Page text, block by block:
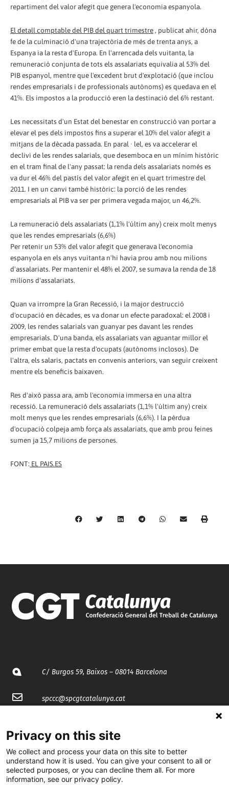
repartiment del valor afegit que genera l'economia espanyola.
El detall comptable del PIB del quart trimestre , publicat ahir, dóna
fe de la culminació d'una trajectòria de més de trenta anys, a
Espanya ia la resta d'Europa. En l'arrencada dels vuitanta, la
remuneració conjunta de tots els assalariats equivalia al 53% del
PIB espanyol, mentre que l'excedent brut d'explotació (que inclou
rendes empresarials i de professionals autònoms) es quedava en el
41%. Els impostos a la producció eren la destinació del 6% restant.
Les necessitats d'un Estat del benestar en construcció van portar a
elevar el pes dels impostos fins a superar el 10% del valor afegit a
mitjans de la dècada passada. En paral · lel, es va accelerar el
declivi de les rendes salarials, que desemboca en un mínim històric
en el tram final de l'any passat: la renda dels assalariats només es
va dur el 46% del pastís del valor afegit en el quart trimestre del
2011. I en un canvi també històric: la porció de les rendes
empresarials al PIB va ser per primera vegada major, un 46,2%.
La remuneració dels assalariats (1,1% l'últim any) creix molt menys
que les rendes empresarials (6,6%)
Per retenir un 53% del valor afegit que generava l'economia
espanyola en els anys vuitanta n'hi havia prou amb nou milions
d'assalariats. Per mantenir el 48% el 2007, se sumava la renda de 18
milions d'assalariats.
Quan va irrompre la Gran Recessió, i la major destrucció
d'ocupació en dècades, es va donar un efecte paradoxal: el 2008 i
2009, les rendes salarials van guanyar pes davant les rendes
empresarials. D'una banda, els assalariats van aguantar millor el
primer embat que la resta d'ocupats (autònoms inclosos). De
l'altra, els salaris, pactats en convenis anteriors, van seguir creixent
mentre els beneficis baixaven.
Res d'això passa ara, amb l'economia immersa en una altra
recessió. La remuneració dels assalariats (1,1% l'últim any) creix
molt menys que les rendes empresarials (6,6%). I la pèrdua
d'ocupació colpeja amb força als assalariats, que amb prou feines
sumen ja 15,7 milions de persones.
FONT: EL PAIS.ES
C/ Burgos 59, Baixos – 08014 Barcelona
spccc@spcgtcatalunya.cat
@CGTCatalunya
cgtcatalunya
Privacy on this site
We collect and process your data on this site to better
understand how it is used. You can give your consent to all or
selected purposes, or you can decline them all. For more
information, see our privacy policy.